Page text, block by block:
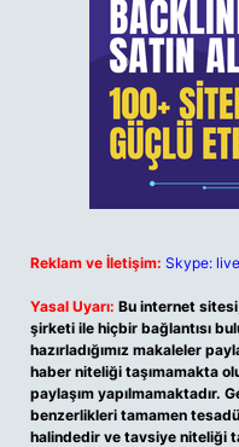
Reklam ve İletişim: Skype:
Yasal Uyarı: Bu internet
şirketi ile hiçbir bağlantısı
hazırladığımız makaleler
haber niteliği taşımamakta
paylaşım yapılmamaktadır.
benzerlikleri tamamen
halindedir ve tavsiye niteliği